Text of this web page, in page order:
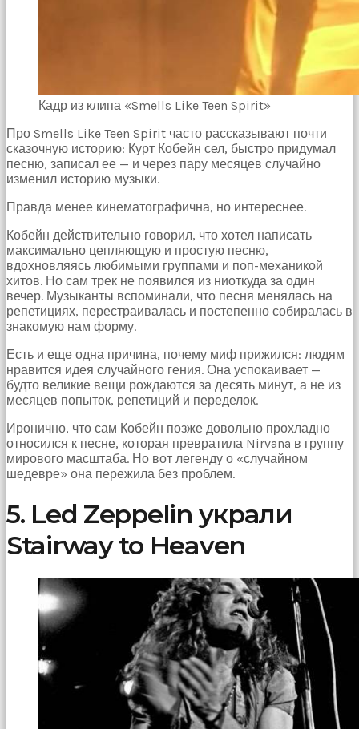
Кадр из клипа «Smells Like Teen Spirit»
Про Smells Like Teen Spirit часто рассказывают почти
сказочную историю: Курт Кобейн сел, быстро придумал
песню, записал ее — и через пару месяцев случайно
изменил историю музыки.
Правда менее кинематографична, но интереснее.
Кобейн действительно говорил, что хотел написать
максимально цепляющую и простую песню,
вдохновляясь любимыми группами и поп-механикой
хитов. Но сам трек не появился из ниоткуда за один
вечер. Музыканты вспоминали, что песня менялась на
репетициях, перестраивалась и постепенно собиралась в
знакомую нам форму.
Есть и еще одна причина, почему миф прижился: людям
нравится идея случайного гения. Она успокаивает —
будто великие вещи рождаются за десять минут, а не из
месяцев попыток, репетиций и переделок.
Иронично, что сам Кобейн позже довольно прохладно
относился к песне, которая превратила Nirvana в группу
мирового масштаба. Но вот легенду о «случайном
шедевре» она пережила без проблем.
5. Led Zeppelin украли
Stairway to Heaven